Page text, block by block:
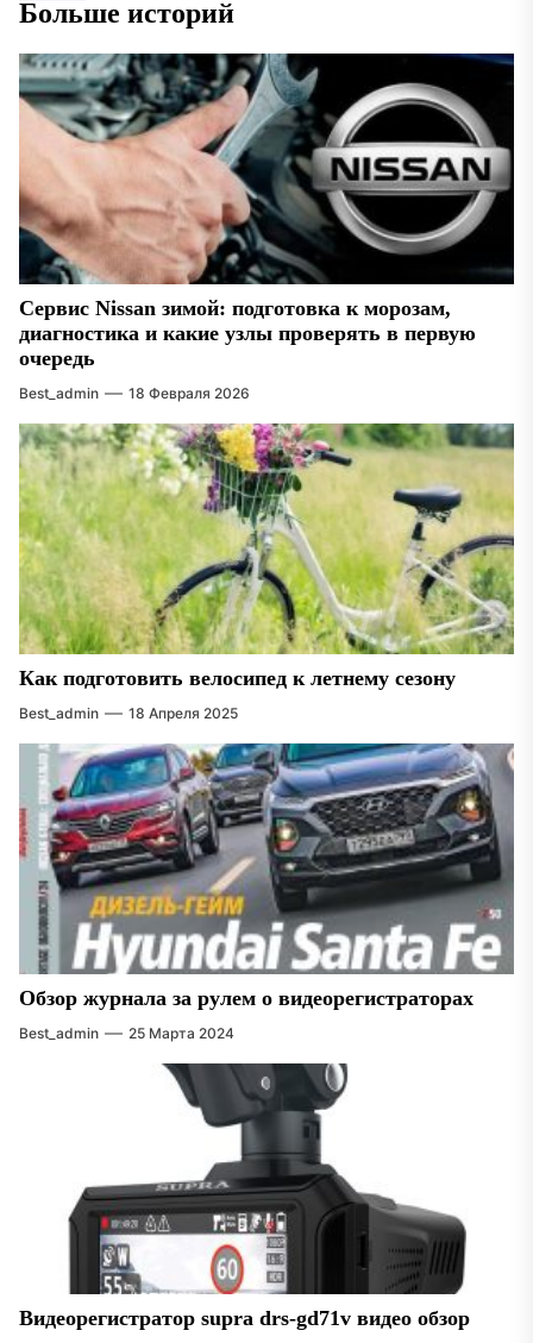
Больше историй
Сервис Nissan зимой: подготовка к морозам,
диагностика и какие узлы проверять в первую
очередь
Best_admin 18 Февраля 2026
Как подготовить велосипед к летнему сезону
Best_admin 18 Апреля 2025
Обзор журнала за рулем о видеорегистраторах
Best_admin 25 Марта 2024
Видеорегистратор supra drs-gd71v видео обзор